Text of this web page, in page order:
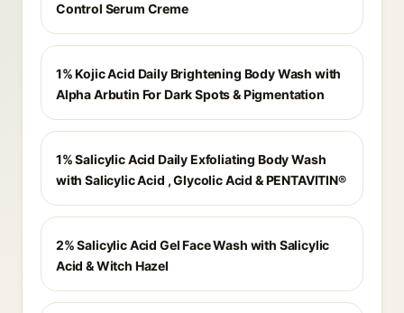
Control Serum Creme
1% Kojic Acid Daily Brightening Body Wash with
Alpha Arbutin For Dark Spots & Pigmentation
1% Salicylic Acid Daily Exfoliating Body Wash
with Salicylic Acid , Glycolic Acid & PENTAVITIN®
2% Salicylic Acid Gel Face Wash with Salicylic
Acid & Witch Hazel